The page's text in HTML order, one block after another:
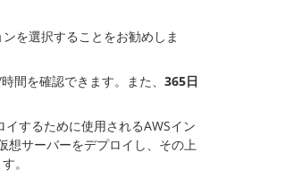
を選択することをお勧めしま
間を確認できます。また、 365日
するために使用されるAWSイン
サーバーをデプロイし、その上
。